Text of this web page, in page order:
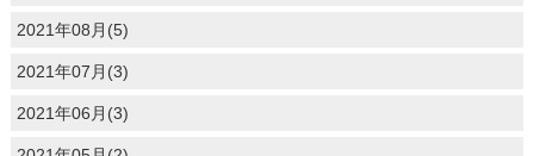
2021年08月(5)
2021年07月(3)
2021年06月(3)